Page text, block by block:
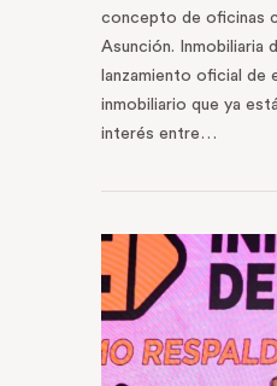
concepto de oficinas
Asunción. Inmobiliaria
lanzamiento oficial
inmobiliario que ya
interés entre…